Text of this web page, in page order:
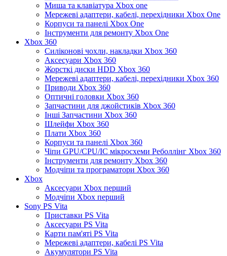
Миша та клавіатура Xbox one
Мережеві адаптери, кабелі, перехідники Xbox One
Корпуси та панелі Xbox One
Інструменти для ремонту Xbox One
Xbox 360
Силіконові чохли, накладки Xbox 360
Аксесуари Xbox 360
Жорсткі диски HDD Xbox 360
Мережеві адаптери, кабелі, перехідники Xbox 360
Приводи Xbox 360
Оптичні головки Xbox 360
Запчастини для джойстиків Xbox 360
Інші Запчастини Xbox 360
Шлейфи Xbox 360
Плати Xbox 360
Корпуси та панелі Xbox 360
Чіпи GPU/CPU/IC мікросхеми Реболлінг Xbox 360
Інструменти для ремонту Xbox 360
Модчіпи та програматори Xbox 360
Xbox
Аксесуари Xbox перший
Модчіпи Xbox перший
Sony PS Vita
Приставки PS Vita
Аксесуари PS Vita
Карти пам'яті PS Vita
Мережеві адаптери, кабелі PS Vita
Акумулятори PS Vita